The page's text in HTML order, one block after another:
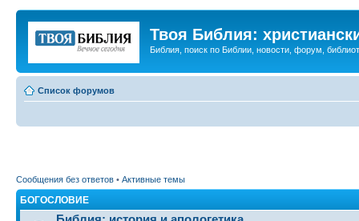
Твоя Библия:
Библия, поиск по Библии, новости, форум,
Список форумов
Сообщения без ответов • Активные темы
БОГОСЛОВИЕ